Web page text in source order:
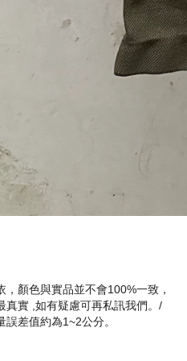
，顏色與實品並不會100%一致，
真實 ,如有疑慮可再私訊我們。/
差值約為1~2公分。